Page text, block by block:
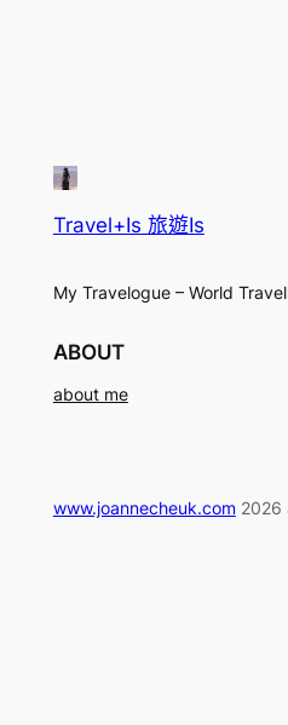
Travel+Is 旅遊Is
My Travelogue – World
ABOUT
about me
www.joannecheuk.com2026